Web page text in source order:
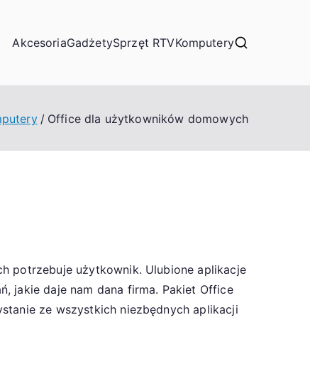
AkcesoriaGadżetySprzęt RTVKomputery
Office dla użytkowników domowych
potrzebuje użytkownik. Ulubione aplikacje
jakie daje nam dana firma. Pakiet Office
ze wszystkich niezbędnych aplikacji